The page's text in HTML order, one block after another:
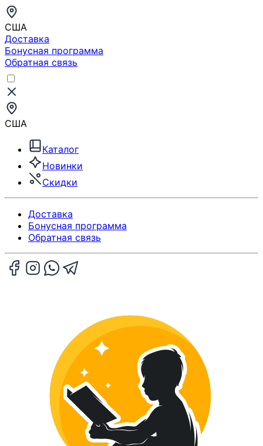
США
Доставка
Бонусная программа
Обратная связь
США
Каталог
Новинки
Скидки
Доставка
Бонусная программа
Обратная связь